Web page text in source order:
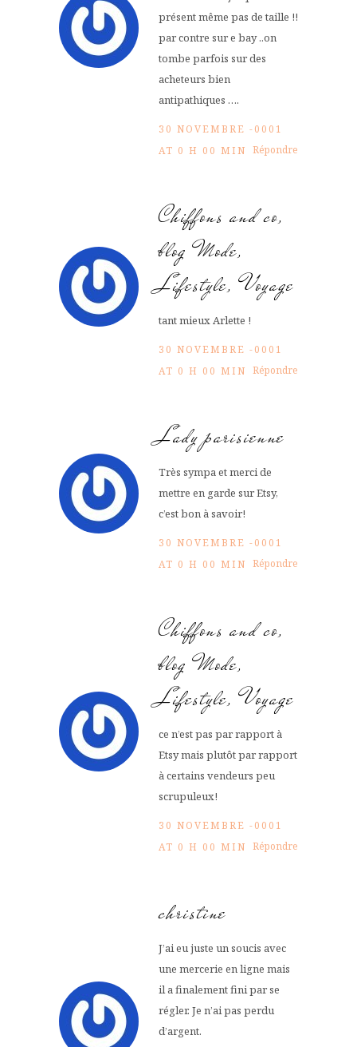
présent même pas de taille !!
par contre sur e bay ..on
tombe parfois sur des
acheteurs bien
antipathiques ….
30 NOVEMBRE -0001
AT 0 H 00 MIN Répondre
Chiffons and co,
blog Mode,
Lifestyle, Voyage
tant mieux Arlette !
30 NOVEMBRE -0001
AT 0 H 00 MIN Répondre
Lady parisienne
Très sympa et merci de
mettre en garde sur Etsy,
c’est bon à savoir!
30 NOVEMBRE -0001
AT 0 H 00 MIN Répondre
Chiffons and co,
blog Mode,
Lifestyle, Voyage
ce n’est pas par rapport à
Etsy mais plutôt par rapport
à certains vendeurs peu
scrupuleux!
30 NOVEMBRE -0001
AT 0 H 00 MIN Répondre
christine
J’ai eu juste un soucis avec
une mercerie en ligne mais
il a finalement fini par se
régler. Je n’ai pas perdu
d’argent.